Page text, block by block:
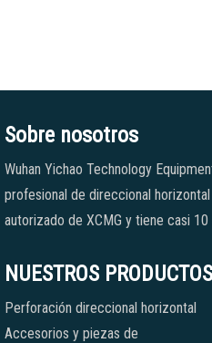
Sobre nosotros
Wuhan Yichao Technology
profesional de direccional
autorizado de XCMG y tiene casi
NUESTROS PRODUCTOS
Perforación direccional horizontal
Accesorios y piezas de